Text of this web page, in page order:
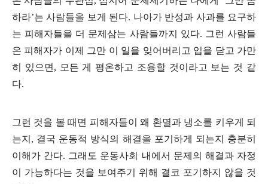
하라’는 사람들을 보게 된다. 나아가 반성과 사과를 요구하
는 피해자들을 더 문제삼는 사람들까지 있다. 그런 사람들
은 피해자가 이제 그만 이 일을 잊어버리고 입을 닫고 가만
히 있으면 , 모든 게 평온하고 조용할 것이라고 보는 것 같
다.
그런 것을 볼 때면 피해자들이 왜 환멸과 냉소를 키우게 되
는지 , 결국 운동적 방식의 해결을 포기하게 되는지 충분히
이해가 간다. 그래도 운동사회 내에서 문제의 해결과 자정
이 가능하다는 것을 보여주기 위해 결코 포기하지 않을 것